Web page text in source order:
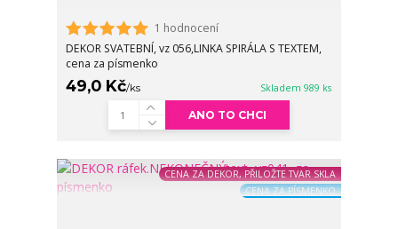
1 hodnocení
DEKOR SVATEBNÍ, vz 056,LINKA SPIRÁLA S TEXTEM,
cena za písmenko
49,0 Kč/ks Skladem 989 ks
ANO TO CHCI
CENA ZA DEKOR, PŘILOŽTE TVAR SKLA
CENA ZA PÍSMENKO